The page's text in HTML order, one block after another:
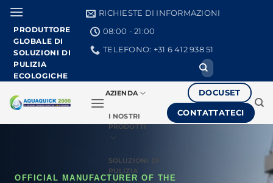
Vai
contenuto
PRODUTTORE
GLOBALE DI
SOLUZIONI DI
PULIZIA
ECOLOGICHE
RICHIESTE DI INFORMAZIONI
08:00 - 21:00
TELEFONO: +31 6 412 938 51
Ricerca
per:
AZIENDA
I NOSTRI
PRODOTTI
SOLUZIONI DI
PULIZIA
DOCUSET
CONTATTATECI
OFFICIAL MANUFACTURER OF THE